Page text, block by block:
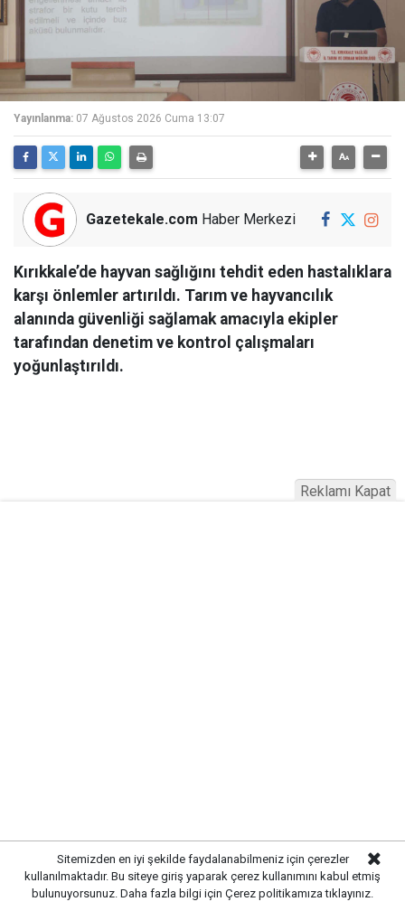
Yayınlanma: 07 Ağustos 2026 Cuma 13:07
Gazetekale.com Haber Merkezi
Kırıkkale’de hayvan sağlığını tehdit eden hastalıklara
karşı önlemler artırıldı. Tarım ve hayvancılık
alanında güvenliği sağlamak amacıyla ekipler
tarafından denetim ve kontrol çalışmaları
yoğunlaştırıldı.
KIRIKKALE’DE HAYVAN SAĞLIĞI
İÇİN ÖNLEMLER ARTIRILDI
Sitemizden en iyi şekilde faydalanabilmeniz için çerezler
kullanılmaktadır. Bu siteye giriş yaparak çerez kullanımını kabul etmiş
bulunuyorsunuz. Daha fazla bilgi için Çerez politikamıza tıklayınız.
Reklamı Kapat